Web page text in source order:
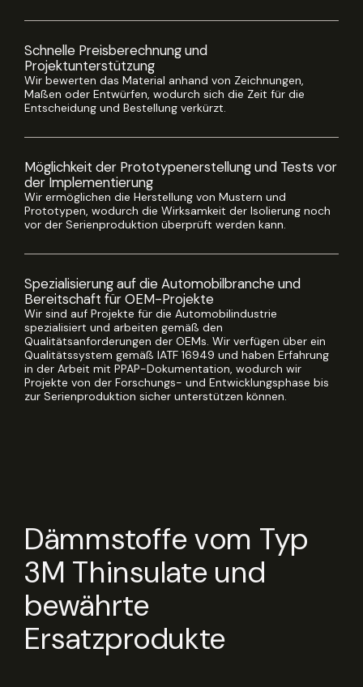
Schnelle Preisberechnung und
Projektunterstützung
Wir bewerten das Material anhand von Zeichnungen,
Maßen oder Entwürfen, wodurch sich die Zeit für die
Entscheidung und Bestellung verkürzt.
Möglichkeit der Prototypenerstellung und Tests vor
der Implementierung
Wir ermöglichen die Herstellung von Mustern und
Prototypen, wodurch die Wirksamkeit der Isolierung noch
vor der Serienproduktion überprüft werden kann.
Spezialisierung auf die Automobilbranche und
Bereitschaft für OEM-Projekte
Wir sind auf Projekte für die Automobilindustrie
spezialisiert und arbeiten gemäß den
Qualitätsanforderungen der OEMs. Wir verfügen über ein
Qualitätssystem gemäß IATF 16949 und haben Erfahrung
in der Arbeit mit PPAP-Dokumentation, wodurch wir
Projekte von der Forschungs- und Entwicklungsphase bis
zur Serienproduktion sicher unterstützen können.
Dämmstoffe vom Typ
3M Thinsulate und
bewährte
Ersatzprodukte